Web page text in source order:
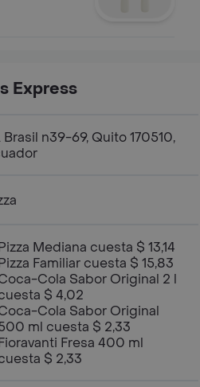
Express
Brasil n39-69, Quito 170510,
Mediana cuesta $ 13,14
Familiar cuesta $ 15,83
Cola Sabor Original 2 l
$ 4,02
Cola Sabor Original
ml cuesta $ 2,33
Fresa 400 ml
$ 2,33